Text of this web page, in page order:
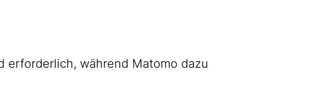
erforderlich, während Matomo dazu